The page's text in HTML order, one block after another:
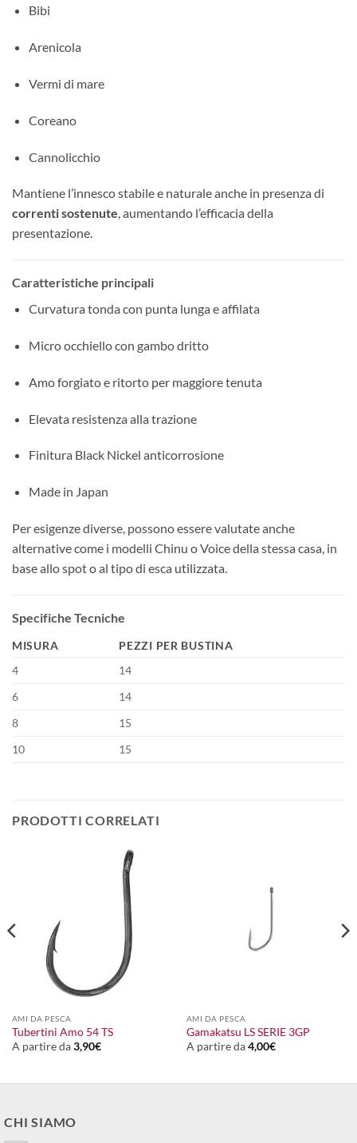
Bibi
Arenicola
Vermi di mare
Coreano
Cannolicchio
Mantiene l’innesco stabile e naturale anche in presenza di
correnti sostenute, aumentando l’efficacia della
presentazione.
Caratteristiche principali
Curvatura tonda con punta lunga e affilata
Micro occhiello con gambo dritto
Amo forgiato e ritorto per maggiore tenuta
Elevata resistenza alla trazione
Finitura Black Nickel anticorrosione
Made in Japan
Per esigenze diverse, possono essere valutate anche
alternative come i modelli Chinu o Voice della stessa casa, in
base allo spot o al tipo di esca utilizzata.
Specifiche Tecniche
MISURA
PEZZI PER BUSTINA
4
14
6
14
8
15
10
15
PRODOTTI CORRELATI
AMI DA PESCA
Tubertini Amo 54 TS
A partire da3,90€
AMI DA PESCA
Gamakatsu LS SERIE 3GP
A partire da4,00€
CHI SIAMO